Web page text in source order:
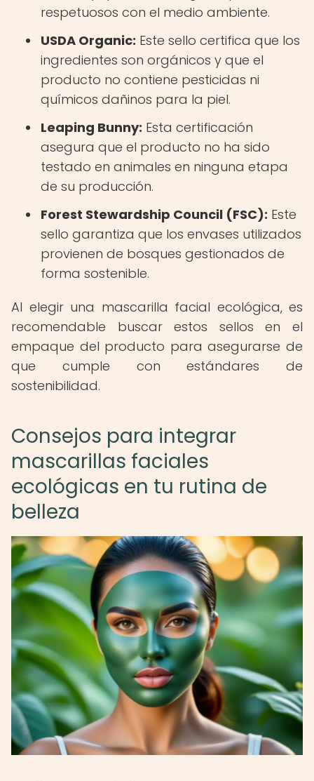
respetuosos con el medio ambiente.
USDA Organic: Este sello certifica que los
ingredientes son orgánicos y que el
producto no contiene pesticidas ni
químicos dañinos para la piel.
Leaping Bunny: Esta certificación
asegura que el producto no ha sido
testado en animales en ninguna etapa
de su producción.
Forest Stewardship Council (FSC): Este
sello garantiza que los envases utilizados
provienen de bosques gestionados de
forma sostenible.
Al elegir una mascarilla facial ecológica, es
recomendable buscar estos sellos en el
empaque del producto para asegurarse de
que cumple con estándares de
sostenibilidad.
Consejos para integrar
mascarillas faciales
ecológicas en tu rutina de
belleza